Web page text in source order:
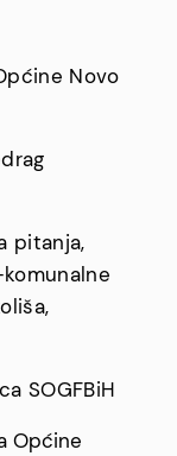
Novo
pitanja,
SOGFBiH
Općine